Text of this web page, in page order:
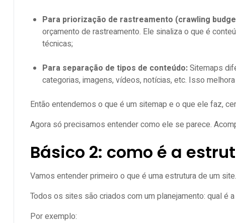
Para priorização de rastreamento (crawling
orçamento de rastreamento. Ele sinaliza o que é
técnicas;
Para separação de tipos de conteúdo:Sitemaps
categorias, imagens, vídeos, notícias, etc. Isso
Então entendemos o que é um sitemap e o que ele faz,
Agora só precisamos entender como ele se parece.
Básico 2: como é a
Vamos entender primeiro o que é uma estrutura de um site.
Todos os sites são criados com um planejamento: qual é
Por exemplo: